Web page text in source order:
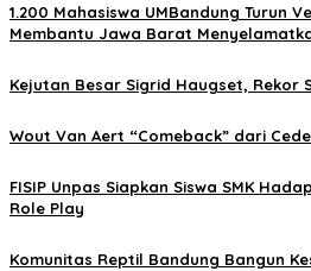
1.200 Mahasiswa UMBandung Turun
Membantu Jawa Barat
Kejutan Besar Sigrid Haugset, Rekor
Wout Van Aert “Comeback” dari
FISIP Unpas Siapkan Siswa SMK
Role Play
Komunitas Reptil Bandung Bangun